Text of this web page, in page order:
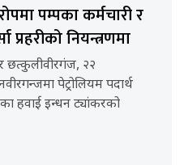
पम्पका कर्मचारी र
नियन्त्रणमा
छत्कुलीवीरगंज, २२
पेट्रोलियम पदार्थ
हवाई इन्धन ट्यांकरको